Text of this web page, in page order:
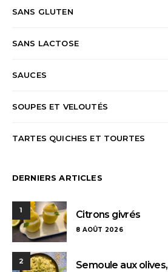
SANS GLUTEN
SANS LACTOSE
SAUCES
SOUPES ET VELOUTÉS
TARTES QUICHES ET TOURTES
DERNIERS ARTICLES
1 Citrons givrés
8 AOÛT 2026
2 Semoule aux